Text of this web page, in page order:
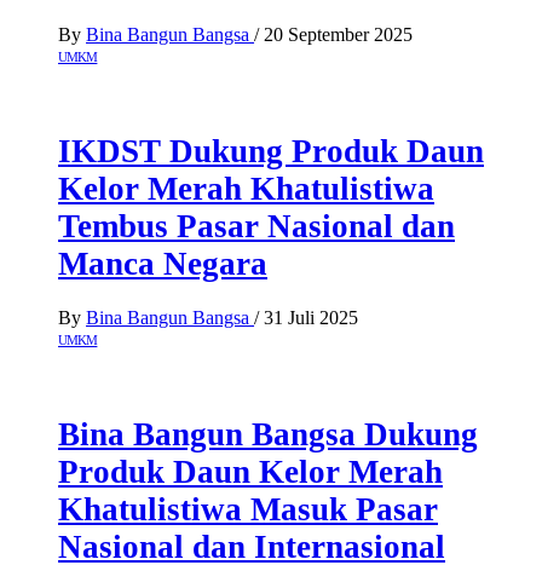
By Bina Bangun Bangsa / 20 September 2025
UMKM
IKDST Dukung Produk Daun
Kelor Merah Khatulistiwa
Tembus Pasar Nasional dan
Manca Negara
By Bina Bangun Bangsa / 31 Juli 2025
UMKM
Bina Bangun Bangsa Dukung
Produk Daun Kelor Merah
Khatulistiwa Masuk Pasar
Nasional dan Internasional